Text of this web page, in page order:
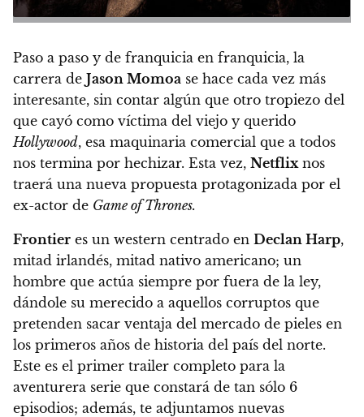
Paso a paso y de franquicia en franquicia, la
carrera de Jason Momoa se hace cada vez más
interesante, sin contar algún que otro tropiezo del
que cayó como víctima del viejo y querido
Hollywood, esa maquinaria comercial que a todos
nos termina por hechizar. Esta vez, Netflix nos
traerá una nueva propuesta protagonizada por el
ex-actor de Game of Thrones.
Frontier es un western centrado en Declan Harp,
mitad irlandés, mitad nativo americano; un
hombre que actúa siempre por fuera de la ley,
dándole su merecido a aquellos corruptos que
pretenden sacar ventaja del mercado de pieles en
los primeros años de historia del país del norte.
Este es el primer trailer completo para la
aventurera serie que constará de tan sólo 6
episodios; además, te adjuntamos nuevas